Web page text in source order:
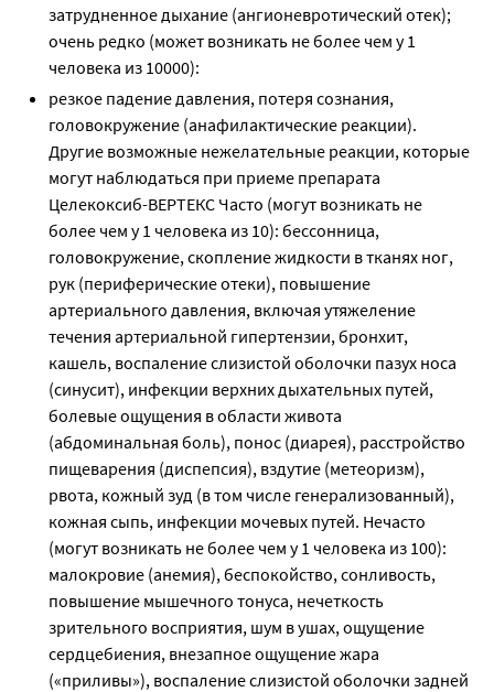
затрудненное дыхание (ангионевротический отек);
очень редко (может возникать не более чем у 1
человека из 10000):
резкое падение давления, потеря сознания,
головокружение (анафилактические реакции).
Другие возможные нежелательные реакции, которые
могут наблюдаться при приеме препарата
Целекоксиб-ВЕРТЕКС Часто (могут возникать не
более чем у 1 человека из 10): бессонница,
головокружение, скопление жидкости в тканях ног,
рук (периферические отеки), повышение
артериального давления, включая утяжеление
течения артериальной гипертензии, бронхит,
кашель, воспаление слизистой оболочки пазух носа
(синусит), инфекции верхних дыхательных путей,
болевые ощущения в области живота
(абдоминальная боль), понос (диарея), расстройство
пищеварения (диспепсия), вздутие (метеоризм),
рвота, кожный зуд (в том числе генерализованный),
кожная сыпь, инфекции мочевых путей. Нечасто
(могут возникать не более чем у 1 человека из 100):
малокровие (анемия), беспокойство, сонливость,
повышение мышечного тонуса, нечеткость
зрительного восприятия, шум в ушах, ощущение
сердцебиения, внезапное ощущение жара
(«приливы»), воспаление слизистой оболочки задней